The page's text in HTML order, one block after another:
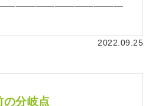
2022.09.25
の分岐点